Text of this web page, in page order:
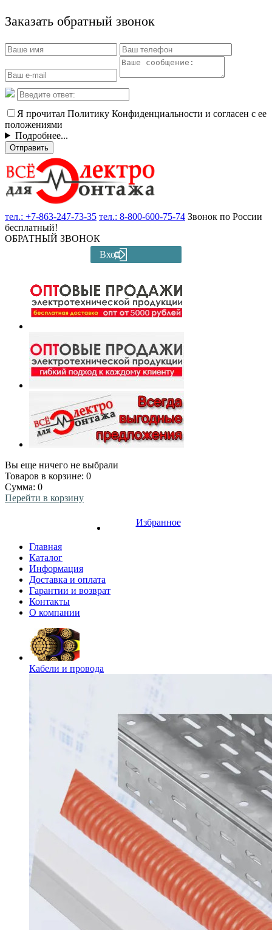
Заказать обратный звонок
Я прочитал Политику Конфиденциальности и согласен с ее
положениями
Подробнее...
Отправить
тел.: +7-863-247-73-35 тел.: 8-800-600-75-74 Звонок по России
бесплатный!
ОБРАТНЫЙ ЗВОНОК
Вход
Вы еще ничего не выбрали
Товаров в корзине: 0
Сумма: 0
Перейти в корзину
Избранное
Главная
Каталог
Информация
Доставка и оплата
Гарантии и возврат
Контакты
О компании
Кабели и провода